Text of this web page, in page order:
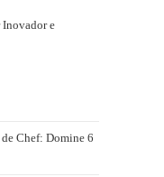
Inovador e
de Chef: Domine 6